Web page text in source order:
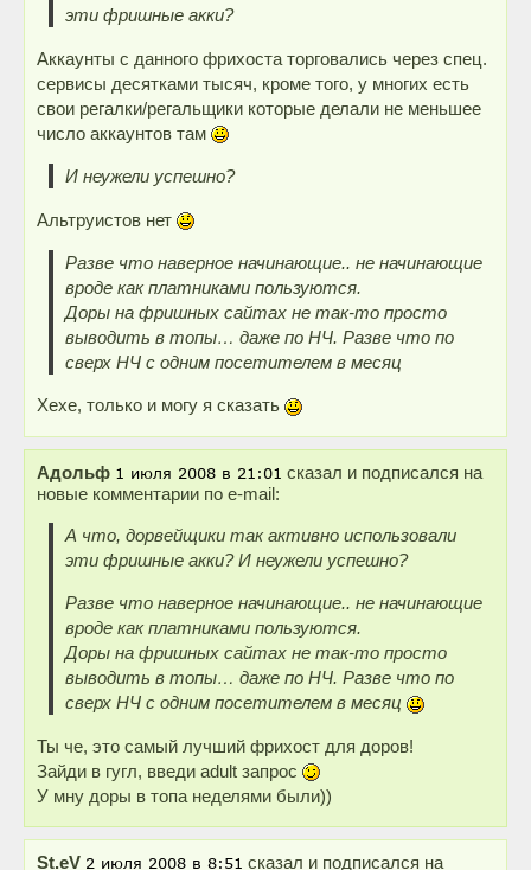
эти фришные акки?
Аккаунты с данного фрихоста торговались через спец.
сервисы десятками тысяч, кроме того, у многих есть
свои регалки/регальщики которые делали не меньшее
число аккаунтов там
И неужели успешно?
Альтруистов нет
Разве что наверное начинающие.. не начинающие
вроде как платниками пользуются.
Доры на фришных сайтах не так-то просто
выводить в топы… даже по НЧ. Разве что по
сверх НЧ с одним посетителем в месяц
Хехе, только и могу я сказать
Адольф
сказал и подписался на
новые комментарии по e-mail:
А что, дорвейщики так активно использовали
эти фришные акки? И неужели успешно?
Разве что наверное начинающие.. не начинающие
вроде как платниками пользуются.
Доры на фришных сайтах не так-то просто
выводить в топы… даже по НЧ. Разве что по
сверх НЧ с одним посетителем в месяц
Ты че, это самый лучший фрихост для доров!
Зайди в гугл, введи adult запрос
У мну доры в топа неделями были))
St.eV
сказал и подписался на